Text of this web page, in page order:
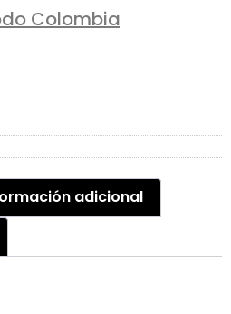
Colombia
adicional